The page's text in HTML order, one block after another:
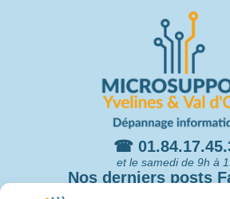
☎
et le samedi de 9h à
Nos derniers posts